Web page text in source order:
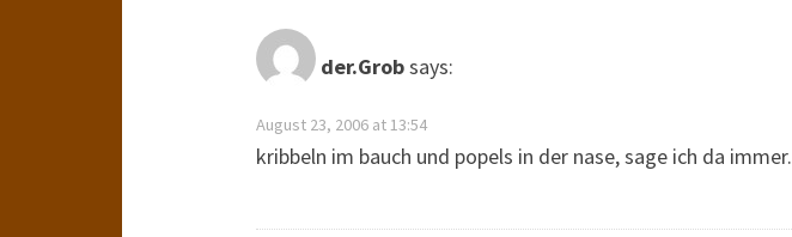
der.Grobsays:
August 23, 2006 at 13:54
kribbeln im bauch und popels in der nase, sage ich da immer.